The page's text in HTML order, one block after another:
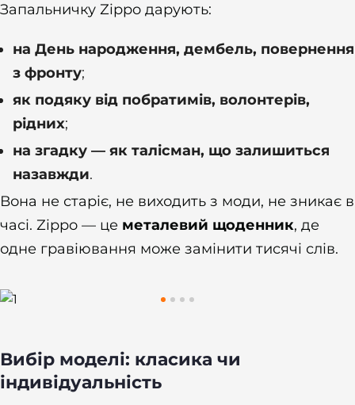
Запальничку Zippo дарують:
на День народження, дембель, повернення
з фронту;
як подяку від побратимів, волонтерів,
рідних;
на згадку — як талісман, що залишиться
назавжди.
Вона не старіє, не виходить з моди, не зникає в
часі. Zippo — це металевий щоденник, де
одне гравіювання може замінити тисячі слів.
Вибір моделі: класика чи
індивідуальність